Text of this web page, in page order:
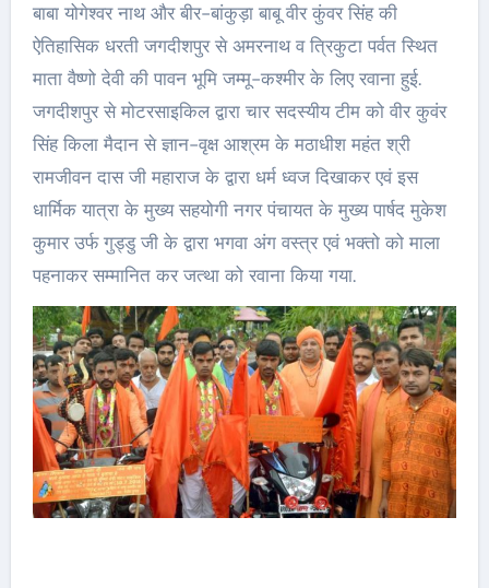
बाबा योगेश्वर नाथ और बीर-बांकुड़ा बाबू वीर कुंवर सिंह की
ऐतिहासिक धरती जगदीशपुर से अमरनाथ व त्रिकुटा पर्वत स्थित
माता वैष्णो देवी की पावन भूमि जम्मू-कश्मीर के लिए रवाना हुई.
जगदीशपुर से मोटरसाइकिल द्वारा चार सदस्यीय टीम को वीर कुवंर
सिंह किला मैदान से ज्ञान-वृक्ष आश्रम के मठाधीश महंत श्री
रामजीवन दास जी महाराज के द्वारा धर्म ध्वज दिखाकर एवं इस
धार्मिक यात्रा के मुख्य सहयोगी नगर पंचायत के मुख्य पार्षद मुकेश
कुमार उर्फ गुड्डु जी के द्वारा भगवा अंग वस्त्र एवं भक्तो को माला
पहनाकर सम्मानित कर जत्था को रवाना किया गया.